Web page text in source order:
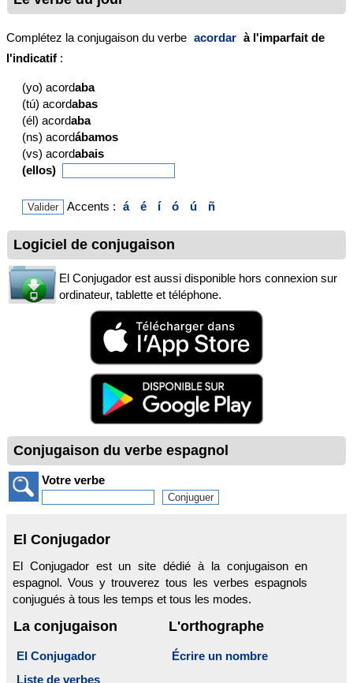
Complétez la conjugaison du verbe acordar à l'imparfait de
l'indicatif :
(yo) acordaba
(tú) acordabas
(él) acordaba
(ns) acordábamos
(vs) acordabais
(ellos)
Accents : á é í ó ú ñ
Logiciel de conjugaison
El Conjugador est aussi disponible hors connexion sur
ordinateur, tablette et téléphone.
Conjugaison du verbe espagnol
Votre verbe
El Conjugador
El Conjugador est un site dédié à la conjugaison en
espagnol. Vous y trouverez tous les verbes espagnols
conjugués à tous les temps et tous les modes.
La conjugaison
El Conjugador
Liste de verbes
L'orthographe
Écrire un nombre